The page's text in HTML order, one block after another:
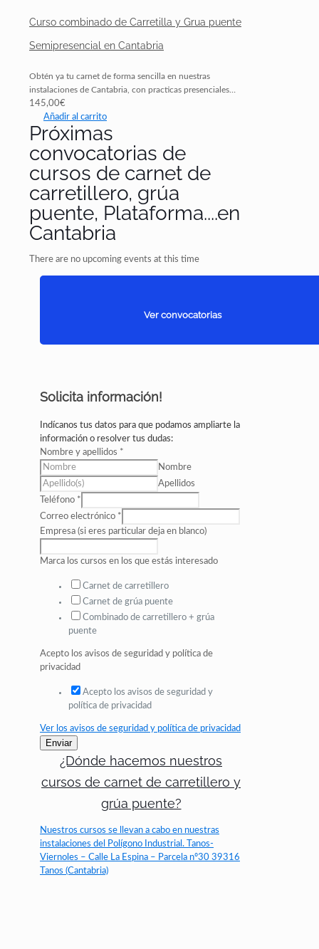
Curso combinado de Carretilla y Grua puente
Semipresencial en Cantabria
Obtén ya tu carnet de forma sencilla en nuestras
instalaciones de Cantabria, con practicas presenciales…
145,00€
Añadir al carrito
Próximas
convocatorias de
cursos de carnet de
carretillero, grúa
puente, Plataforma....en
Cantabria
There are no upcoming events at this time
Ver convocatorias
Solicita información!
Indícanos tus datos para que podamos ampliarte la
información o resolver tus dudas:
Nombre y apellidos *
Nombre
Apellidos
Teléfono *
Correo electrónico *
Empresa (si eres particular deja en blanco)
Marca los cursos en los que estás interesado
Carnet de carretillero
Carnet de grúa puente
Combinado de carretillero + grúa
puente
Acepto los avisos de seguridad y política de
privacidad
Acepto los avisos de seguridad y
política de privacidad
Ver los avisos de seguridad y política de privacidad
Enviar
¿Dónde hacemos nuestros
cursos de carnet de carretillero y
grúa puente?
Nuestros cursos se llevan a cabo en nuestras
instalaciones del Polígono Industrial. Tanos-
Viernoles – Calle La Espina – Parcela nº30 39316
Tanos (Cantabria)